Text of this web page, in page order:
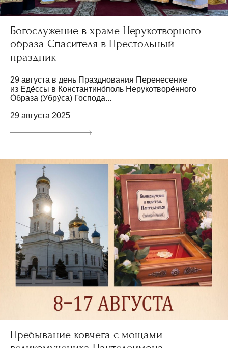
Богослужение в храме Нерукотворного
образа Спасителя в Престольный
праздник
29 августа в день Празднования Перенесение
из Еде́ссы в Константино́поль Нерукотворе́нного
О́браза (Убру́са) Господа...
29 августа 2025
Пребывание ковчега с мощами